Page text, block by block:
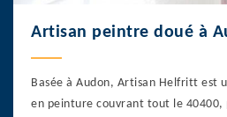
Artisan peintre doué à
Basée à Audon, Artisan Helfritt est
en peinture couvrant tout le 40400,